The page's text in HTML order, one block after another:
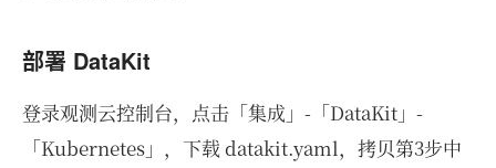
部署 DataKit
登录观测云控制台，点击「集成」-「DataKit」-
「Kubernetes」，下载 datakit.yaml，拷贝第3步中